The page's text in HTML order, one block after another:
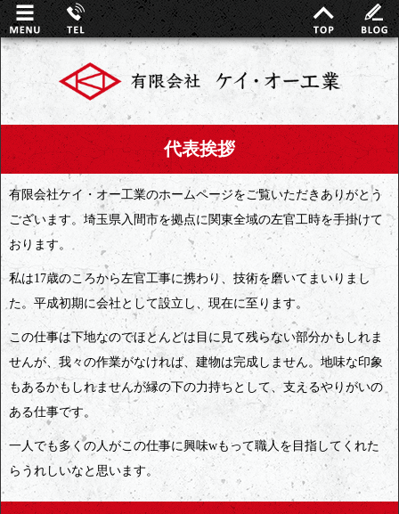
代表挨拶
有限会社ケイ・オー工業のホームページをご覧いただきありがとう
ございます。埼玉県入間市を拠点に関東全域の左官工時を手掛けて
おります。
私は17歳のころから左官工事に携わり、技術を磨いてまいりまし
た。平成初期に会社として設立し、現在に至ります。
この仕事は下地なのでほとんどは目に見て残らない部分かもしれま
せんが、我々の作業がなければ、建物は完成しません。地味な印象
もあるかもしれませんが縁の下の力持ちとして、支えるやりがいの
ある仕事です。
一人でも多くの人がこの仕事に興味wもって職人を目指してくれた
らうれしいなと思います。